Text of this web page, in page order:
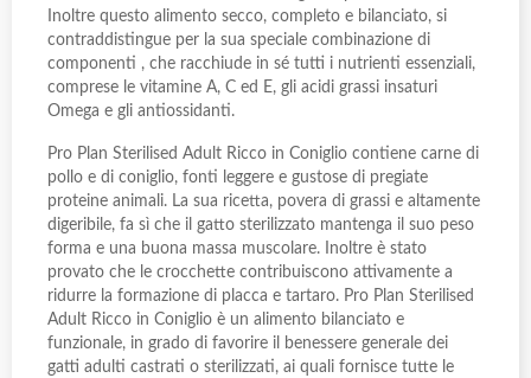
Inoltre questo alimento secco, completo e bilanciato, si
contraddistingue per la sua speciale combinazione di
componenti , che racchiude in sé tutti i nutrienti essenziali,
comprese le vitamine A, C ed E, gli acidi grassi insaturi
Omega e gli antiossidanti.
Pro Plan Sterilised Adult Ricco in Coniglio contiene carne di
pollo e di coniglio, fonti leggere e gustose di pregiate
proteine animali. La sua ricetta, povera di grassi e altamente
digeribile, fa sì che il gatto sterilizzato mantenga il suo peso
forma e una buona massa muscolare. Inoltre è stato
provato che le crocchette contribuiscono attivamente a
ridurre la formazione di placca e tartaro. Pro Plan Sterilised
Adult Ricco in Coniglio è un alimento bilanciato e
funzionale, in grado di favorire il benessere generale dei
gatti adulti castrati o sterilizzati, ai quali fornisce tutte le